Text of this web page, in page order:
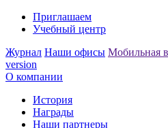
Приглашаем
Учебный центр
Журнал Наши офисы Мобильная
version
О компании
История
Награды
Наши партнеры